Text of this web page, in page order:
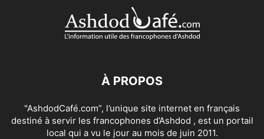
À PROPOS
"AshdodCafé.com”, l’unique site internet en français
destiné à servir les francophones d’Ashdod , est un portail
local qui a vu le jour au mois de juin 2011.